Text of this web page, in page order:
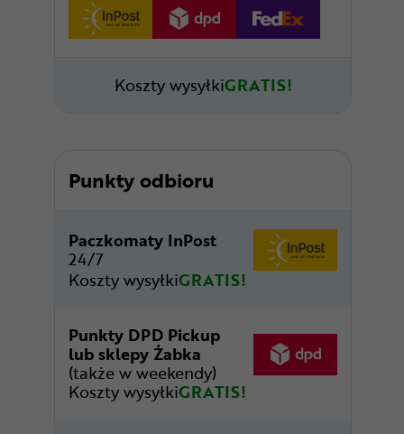
Koszty wysyłkiGRATIS!
Punkty odbioru
Paczkomaty InPost
24/7
Koszty wysyłkiGRATIS!
Punkty DPD Pickup
lub sklepy Żabka
(także w weekendy)
Koszty wysyłkiGRATIS!